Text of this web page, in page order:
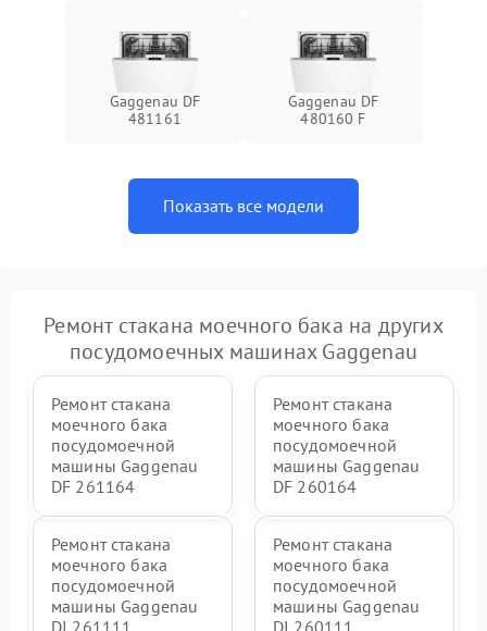
Gaggenau DF
481161
Gaggenau DF
480160 F
Показать все модели
Ремонт стакана моечного бака на других
посудомоечных машинах Gaggenau
Ремонт стакана
моечного бака
посудомоечной
машины Gaggenau
DF 261164
Ремонт стакана
моечного бака
посудомоечной
машины Gaggenau
DF 260164
Ремонт стакана
моечного бака
посудомоечной
машины Gaggenau
Ремонт стакана
моечного бака
посудомоечной
машины Gaggenau